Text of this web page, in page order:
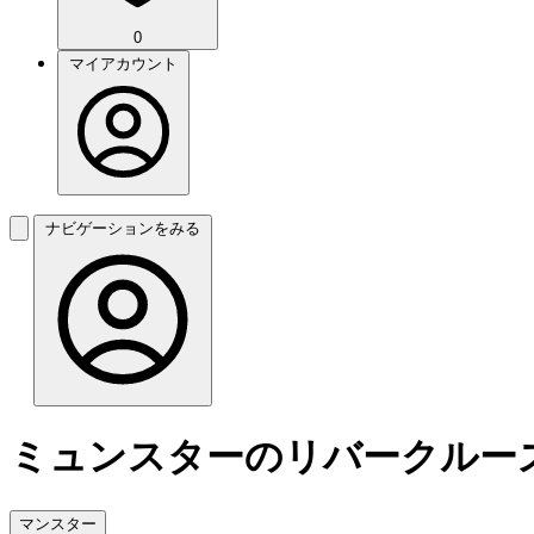
0
マイアカウント
ナビゲーションをみる
ミュンスターのリバークルー
マンスター